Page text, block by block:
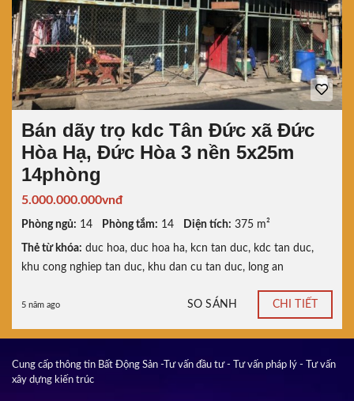
Bán dãy trọ kdc Tân Đức xã Đức
Hòa Hạ, Đức Hòa 3 nền 5x25m
14phòng
5.000.000.000vnđ
Phòng ngủ: 14 Phòng tắm: 14 Diện tích: 375 m²
Thẻ từ khóa: duc hoa, duc hoa ha, kcn tan duc, kdc tan duc,
khu cong nghiep tan duc, khu dan cu tan duc, long an
5 năm ago SO SÁNH CHI TIẾT
Cung cấp thông tin Bất Động Sản -Tư vấn đầu tư - Tư vấn pháp lý - Tư vấn
xây dựng kiến trúc